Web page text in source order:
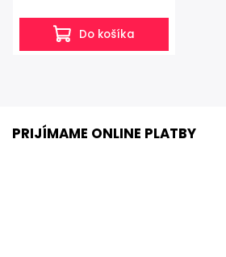
Do košíka
PRIJÍMAME ONLINE PLATBY